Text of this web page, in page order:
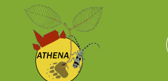
Passer
contenu